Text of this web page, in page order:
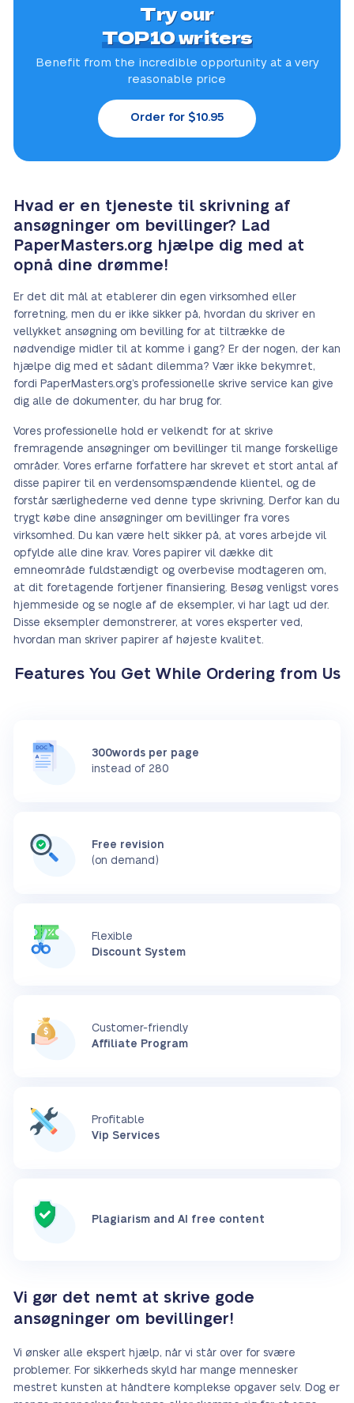
Try our
TOP10 writers
Benefit from the incredible opportunity at a very
reasonable price
Order for $10.95
Hvad er en tjeneste til skrivning af
ansøgninger om bevillinger? Lad
PaperMasters.org hjælpe dig med at
opnå dine drømme!
Er det dit mål at etablerer din egen virksomhed eller
forretning, men du er ikke sikker på, hvordan du skriver en
vellykket ansøgning om bevilling for at tiltrække de
nødvendige midler til at komme i gang? Er der nogen, der kan
hjælpe dig med et sådant dilemma? Vær ikke bekymret,
fordi PaperMasters.org’s professionelle skrive service kan give
dig alle de dokumenter, du har brug for.
Vores professionelle hold er velkendt for at skrive
fremragende ansøgninger om bevillinger til mange forskellige
områder. Vores erfarne forfattere har skrevet et stort antal af
disse papirer til en verdensomspændende klientel, og de
forstår særlighederne ved denne type skrivning. Derfor kan du
trygt købe dine ansøgninger om bevillinger fra vores
virksomhed. Du kan være helt sikker på, at vores arbejde vil
opfylde alle dine krav. Vores papirer vil dække dit
emneområde fuldstændigt og overbevise modtageren om,
at dit foretagende fortjener finansiering. Besøg venligst vores
hjemmeside og se nogle af de eksempler, vi har lagt ud der.
Disse eksempler demonstrerer, at vores eksperter ved,
hvordan man skriver papirer af højeste kvalitet.
Features You Get While Ordering from Us
300words per page
instead of 280
Free revision
(on demand)
Flexible
Discount System
Customer-friendly
Affiliate Program
Profitable
Vip Services
Plagiarism and AI free content
Vi gør det nemt at skrive gode
ansøgninger om bevillinger!
Vi ønsker alle ekspert hjælp, når vi står over for svære
problemer. For sikkerheds skyld har mange mennesker
mestret kunsten at håndtere komplekse opgaver selv. Dog er